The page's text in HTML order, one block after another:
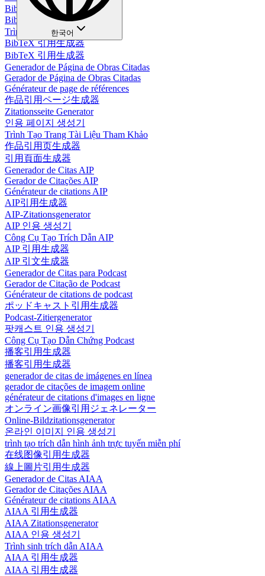
BibTeX-Zitationsgenerator
BibTeX 인용 생성기
Trình tạo trích dẫn BibTeX
BibTeX 引用生成器
BibTeX 引用生成器
Generador de Página de Obras Citadas
Gerador de Página de Obras Citadas
Générateur de page de références
作品引用ページ生成器
Zitationsseite Generator
인용 페이지 생성기
Trình Tạo Trang Tài Liệu Tham Khảo
作品引用页生成器
引用頁面生成器
Generador de Citas AIP
Gerador de Citações AIP
Générateur de citations AIP
AIP引用生成器
AIP-Zitationsgenerator
AIP 인용 생성기
Công Cụ Tạo Trích Dẫn AIP
AIP 引用生成器
AIP 引文生成器
Generador de Citas para Podcast
Gerador de Citação de Podcast
Générateur de citations de podcast
ポッドキャスト引用生成器
Podcast-Zitiergenerator
팟캐스트 인용 생성기
Công Cụ Tạo Dẫn Chứng Podcast
播客引用生成器
播客引用生成器
generador de citas de imágenes en línea
gerador de citações de imagem online
générateur de citations d'images en ligne
オンライン画像引用ジェネレーター
Online-Bildzitationsgenerator
온라인 이미지 인용 생성기
trình tạo trích dẫn hình ảnh trực tuyến miễn phí
在线图像引用生成器
線上圖片引用生成器
Generador de Citas AIAA
Gerador de Citações AIAA
Générateur de citations AIAA
AIAA 引用生成器
AIAA Zitationsgenerator
AIAA 인용 생성기
Trình sinh trích dẫn AIAA
AIAA 引用生成器
AIAA 引用生成器
한국어